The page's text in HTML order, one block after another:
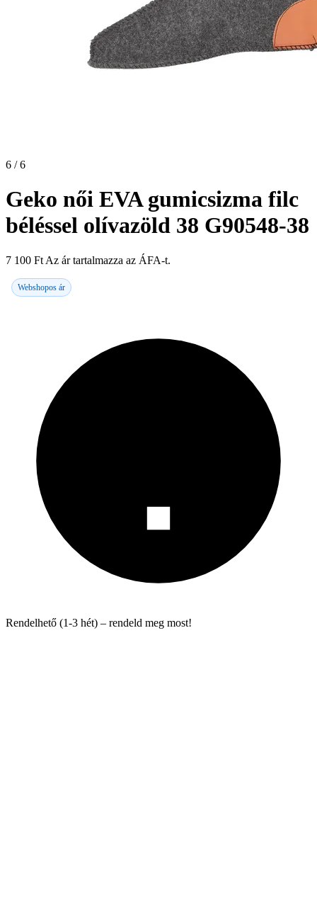
6 / 6
Geko női EVA gumicsizma filc
béléssel olívazöld 38 G90548-38
7 100 Ft Az ár tartalmazza az ÁFA-t.
Webshopos ár
Rendelhető (1-3 hét) – rendeld meg most!